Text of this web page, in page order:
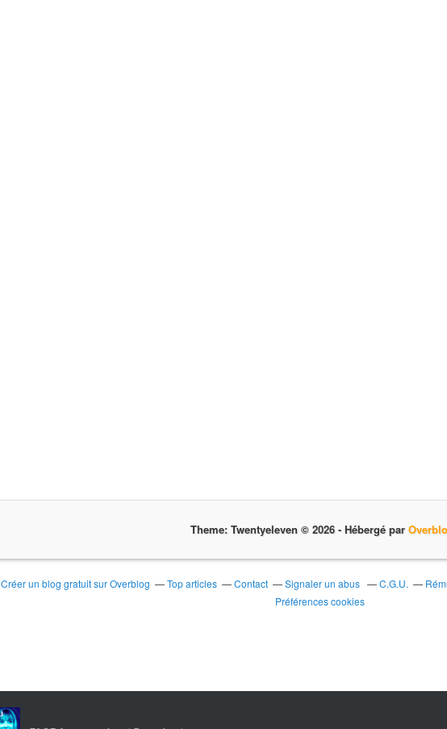
Theme: Twentyeleven © 2026 - Hébergé par
Créer un blog gratuit sur Overblog Top articles Contact Signaler un abus C.G.U.
Préférences cookies